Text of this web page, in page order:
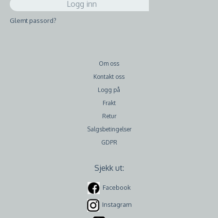
Glemt passord?
Om oss
Kontakt oss
Logg på
Frakt
Retur
Salgsbetingelser
GDPR
Sjekk ut:
Facebook
Instagram